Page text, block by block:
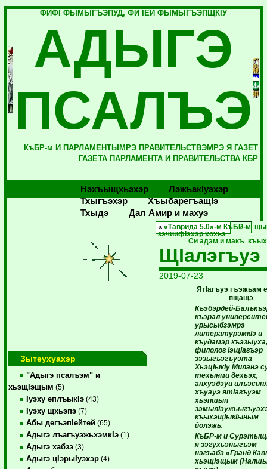
ФИФI ФЫМЫГЪЭПУД, ФИ IЕЙ ФЫМЫГЪЭПЩКIУ
АДЫГЭ
ПСАЛЪЭ
КъБР-м И ПАРЛАМЕНТЫМРЭ ПРАВИТЕЛЬСТВЭМРЭ Я ГАЗЕТ
ГАЗЕТА ПАРЛАМЕНТА И ПРАВИТЕЛЬСТВА КБР
Нэхъыщхьэхэр
Лэжьакlуэхэр
Тхыгъэхэр
Хъыбарегъащlэ
Тхыдэ
Дал Амир и махуэ
Зытеухуахэр
"Адыгэ псалъэм" и
хьэщIэщым (5)
Iуэху еплъыкIэ (43)
Iуэху щхьэпэ (7)
Абы дегъэпIейтей (65)
Адыгэ лъагъуэжьхэмкIэ (1)
Адыгэ хабзэ (3)
Адыгэ цIэрыIуэхэр (4)
««Таврида 5.0»-м КъБР-м
зэчиифIэхэр хохьэ
Си адэм и макъ
ЩIалэгъуэ
2019-07-23
ЯтIагъуэ гъэжьам
пщащэ
Къэбэрдей-
къэрал
урысыбзэмрэ
литературэмкIэ и
къудамэр
филолог IэщIагъэр
зэзыгъэгъуэта
ХьэцIыкIу Миланэ
техынми дехьэх,
апхуэдэуи
хъуауэ ятIагъуэм
хьэпшып
къыхэщIыкIыным
йолэжь.
КъБР-м и
я зэгухьэныгъэм
нэгъабэ «Гранд
хьэщIэщым